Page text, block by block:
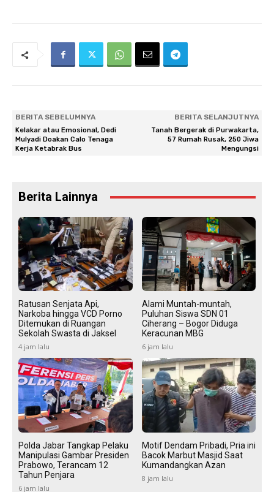
BERITA SEBELUMNYA
Kelakar atau Emosional, Dedi
Mulyadi Doakan Calo Tenaga
Kerja Ketabrak Bus
BERITA SELANJUTNYA
Tanah Bergerak di Purwakarta,
57 Rumah Rusak, 250 Jiwa
Mengungsi
Berita Lainnya
Ratusan Senjata Api,
Narkoba hingga VCD Porno
Ditemukan di Ruangan
Sekolah Swasta di Jaksel
4 jam lalu
Alami Muntah-muntah,
Puluhan Siswa SDN 01
Ciherang – Bogor Diduga
Keracunan MBG
6 jam lalu
Polda Jabar Tangkap Pelaku
Manipulasi Gambar Presiden
Prabowo, Terancam 12
Tahun Penjara
6 jam lalu
Motif Dendam Pribadi, Pria ini
Bacok Marbut Masjid Saat
Kumandangkan Azan
8 jam lalu